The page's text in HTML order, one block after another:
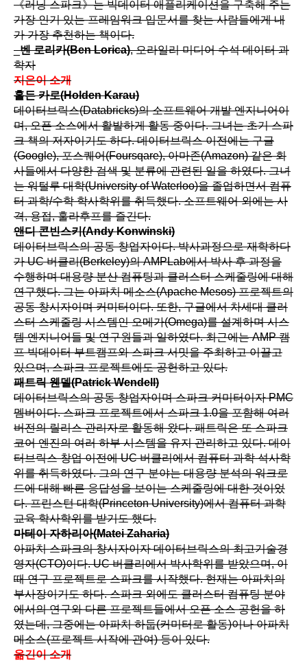
《러닝 스파크》는 빅데이터 애플리케이션을 구축해 주는
가장 인기 있는 프레임워크 입문서를 찾는 사람들에게 내
가 가장 추천하는 책이다.
_벤 로리카(Ben Lorica), 오라일리 미디어 수석 데이터 과
학자
지은이 소개
홀든 카로(Holden Karau)
데이터브릭스(Databricks)의 소프트웨어 개발 엔지니어이
며, 오픈 소스에서 활발하게 활동 중이다. 그녀는 초기 스파
크 책의 저자이기도 하다. 데이터브릭스 이전에는 구글
(Google), 포스퀘어(Foursqare), 아마존(Amazon) 같은 회
사들에서 다양한 검색 및 분류에 관련된 일을 하였다. 그녀
는 워털루 대학(University of Waterloo)을 졸업하면서 컴퓨
터 과학/수학 학사학위를 취득했다. 소프트웨어 외에는 사
격, 용접, 훌라후프를 즐긴다.
앤디 콘빈스키(Andy Konwinski)
데이터브릭스의 공동 창업자이다. 박사과정으로 재학하다
가 UC 버클리(Berkeley)의 AMPLab에서 박사 후 과정을
수행하며 대용량 분산 컴퓨팅과 클러스터 스케줄링에 대해
연구했다. 그는 아파치 메소스(Apache Mesos) 프로젝트의
공동 창시자이며 커미터이다. 또한, 구글에서 차세대 클러
스터 스케줄링 시스템인 오메가(Omega)를 설계하며 시스
템 엔지니어들 및 연구원들과 일하였다. 최근에는 AMP 캠
프 빅데이터 부트캠프와 스파크 서밋을 주최하고 이끌고
있으며, 스파크 프로젝트에도 공헌하고 있다.
패트릭 웬델(Patrick Wendell)
데이터브릭스의 공동 창업자이며 스파크 커미터이자 PMC
멤버이다. 스파크 프로젝트에서 스파크 1.0을 포함해 여러
버전의 릴리스 관리자로 활동해 왔다. 패트릭은 또 스파크
코어 엔진의 여러 하부 시스템을 유지 관리하고 있다. 데이
터브릭스 창업 이전에 UC 버클리에서 컴퓨터 과학 석사학
위를 취득하였다. 그의 연구 분야는 대용량 분석의 워크로
드에 대해 빠른 응답성을 보이는 스케줄링에 대한 것이었
다. 프린스턴 대학(Princeton University)에서 컴퓨터 과학
교육 학사학위를 받기도 했다.
마테이 자하리아(Matei Zaharia)
아파치 스파크의 창시자이자 데이터브릭스의 최고기술경
영자(CTO)이다. UC 버클리에서 박사학위를 받았으며, 이
때 연구 프로젝트로 스파크를 시작했다. 현재는 아파치의
부사장이기도 하다. 스파크 외에도 클러스터 컴퓨팅 분야
에서의 연구와 다른 프로젝트들에서 오픈 소스 공헌을 하
였는데, 그중에는 아파치 하둡(커미터로 활동)이나 아파치
메소스(프로젝트 시작에 관여) 등이 있다.
옮긴이 소개